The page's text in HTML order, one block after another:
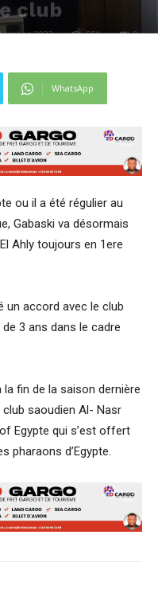
club
2022 551 0
WhatsApp
ou il a été régulier au
Gabaski va désormais
Ahly toujours en 1ere
un accord avec le club
3 ans dans le cadre
fin de la saison dernière
saoudien Al- Nasr
Egypte qui s’est offert
pharaons d’Egypte.